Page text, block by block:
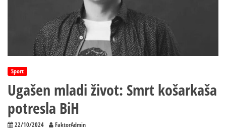
Sport
Ugašen mladi život: Smrt košarkaša
potresla BiH
22/10/2024 FaktorAdmin